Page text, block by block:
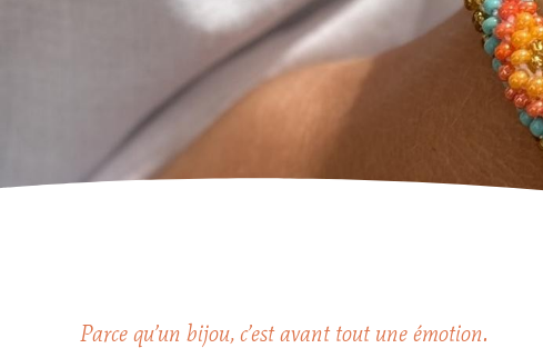
Parce qu’un bijou, c’est avant tout une émotion.